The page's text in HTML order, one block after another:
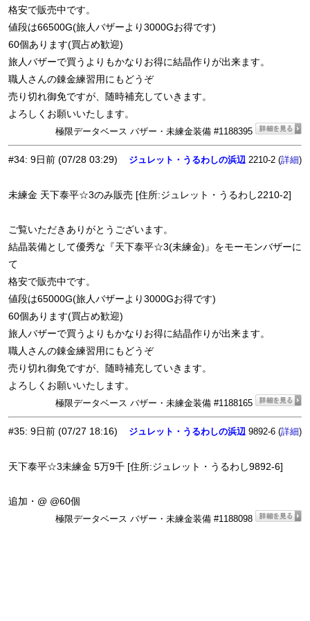
格安で販売中です。
値段は66500G(旅人バザーより3000Gお得です)
60個あります(買占め歓迎)
旅人バザーで買うよりもかなりお得に結晶作りが出来ます。
職人さんの錬金練習用にもどうぞ
売り切れ御免ですが、随時補充していきます。
よろしくお願いいたします。
極限データベース バザー・未練金装備 #1188395
#34: 9日前 (07/28 03:29) ジュレット・うるわしの浜辺 2210-2 (詳細)
未練金 天下泰平☆3のみ販売 [住所:ジュレット・うるわし2210-2]
ご覧いただきありがとうございます。
結晶装備として優秀な『天下泰平☆3(未練金)』をモーモンバザーに
て
格安で販売中です。
値段は65000G(旅人バザーより3000Gお得です)
60個あります(買占め歓迎)
旅人バザーで買うよりもかなりお得に結晶作りが出来ます。
職人さんの錬金練習用にもどうぞ
売り切れ御免ですが、随時補充していきます。
よろしくお願いいたします。
極限データベース バザー・未練金装備 #1188165
#35: 9日前 (07/27 18:16) ジュレット・うるわしの浜辺 9892-6 (詳細)
天下泰平☆3未練金 5万9千 [住所:ジュレット・うるわし9892-6]
追加・@ @60個
極限データベース バザー・未練金装備 #1188098